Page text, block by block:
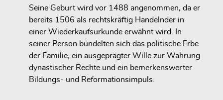
Seine Geburt wird vor 1488 angenommen, da er
bereits 1506 als rechtskräftig Handelnder in
einer Wiederkaufsurkunde erwähnt wird. In
seiner Person bündelten sich das politische Erbe
der Familie, ein ausgeprägter Wille zur Wahrung
dynastischer Rechte und ein bemerkenswerter
Bildungs- und Reformationsimpuls.